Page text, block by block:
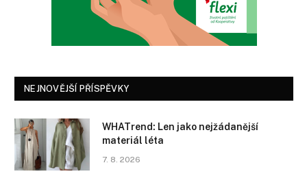
NEJNOVĚJŠÍ PŘÍSPĚVKY
WHATrend: Len jako nejžádanější
materiál léta
7. 8. 2026